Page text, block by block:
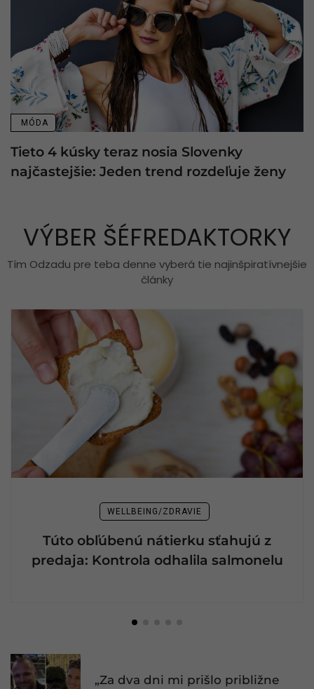
MÓDA
Tieto 4 kúsky teraz nosia Slovenky
najčastejšie: Jeden trend rozdeľuje ženy
VÝBER ŠÉFREDAKTORKY
Tím Odzadu pre teba denne vyberá tie najinšpiratívnejšie
články
WELLBEING/ZDRAVIE
Túto obľúbenú nátierku sťahujú z
predaja: Kontrola odhalila salmonelu
„Za dva dni mi prišlo približne